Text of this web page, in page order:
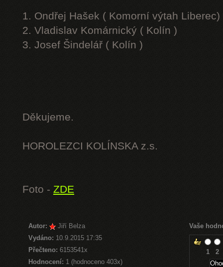
1. Ondřej Hašek ( Komorní výtah Liberec)
2. Vladislav Komárnický ( Kolín )
3. Josef Šindelář ( Kolín )
Děkujeme.
HOROLEZCI KOLÍNSKA z.s.
Foto - ZDE
Autor:
Jiří Belza
Vydáno: 10.9.2015 17:35
Přečteno:6153541x
Hodnocení: 1 (hodnoceno 403x)
Vaše
1 2